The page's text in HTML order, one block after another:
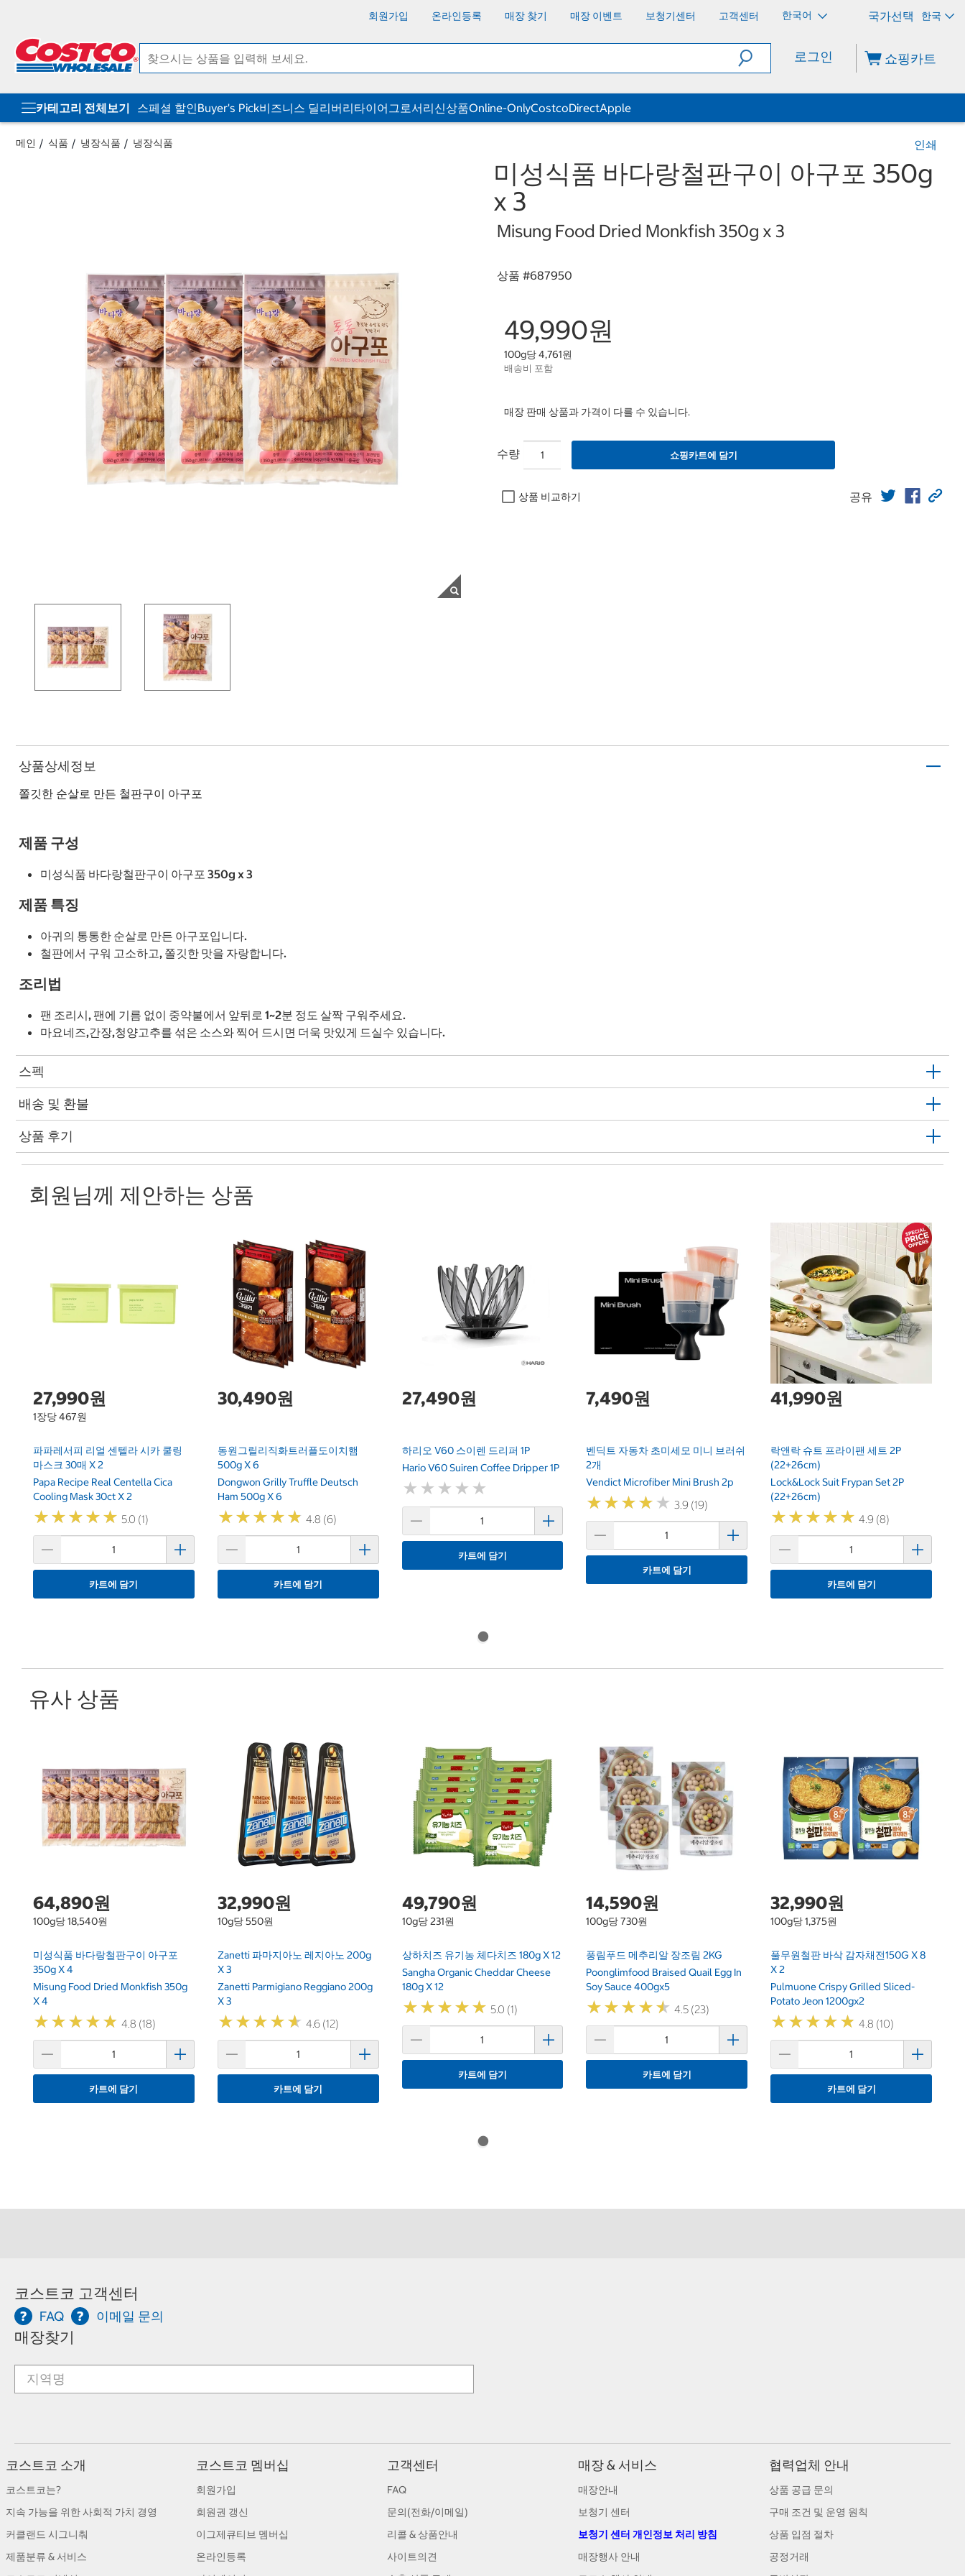
회원가입 온라인등록 매장 찾기 매장 이벤트 보청기센터 고객센터 한국어 한국
로그인 쇼핑카트
카테고리 전체보기 스페셜 할인Buyer's Pick비즈니스 딜리버리타이어그로서리신상품Online-OnlyCostcoDirectApple
메인 식품 냉장식품 냉장식품 인쇄
미성식품 바다랑철판구이 아구포 350g
x 3
Misung Food Dried Monkfish 350g x 3
상품 #687950
49,990원
100g당 4,761원
배송비 포함
매장 판매 상품과 가격이 다를 수 있습니다.
수량 쇼핑카트에 담기
상품 비교하기 공유
상품상세정보
쫄깃한 순살로 만든 철판구이 아구포
제품 구성
미성식품 바다랑철판구이 아구포 350g x 3
제품 특징
아귀의 통통한 순살로 만든 아구포입니다.
철판에서 구워 고소하고, 쫄깃한 맛을 자랑합니다.
조리법
팬 조리시, 팬에 기름 없이 중약불에서 앞뒤로 1~2분 정도 살짝 구워주세요.
마요네즈,간장,청양고추를 섞은 소스와 찍어 드시면 더욱 맛있게 드실수 있습니다.
스펙
배송 및 환불
상품 후기
회원님께 제안하는 상품
27,990원
1장당 467원
파파레서피 리얼 센텔라 시카 쿨링
마스크 30매 X 2
Papa Recipe Real Centella Cica
Cooling Mask 30ct X 2
★★★★★
★★★★★ 5.0 (1)
카트에 담기
30,490원
동원그릴리직화트러플도이치햄
500g X 6
Dongwon Grilly Truffle Deutsch
Ham 500g X 6
★★★★★
★★★★★ 4.8 (6)
카트에 담기
27,490원
하리오 V60 스이렌 드리퍼 1P
Hario V60 Suiren Coffee Dripper 1P
★ ★ ★ ★ ★
★ ★ ★ ★ ★
카트에 담기
7,490원
벤딕트 자동차 초미세모 미니 브러쉬
2개
Vendict Microfiber Mini Brush 2p
★★★★ ★
★★★★ ★ 3.9 (19)
카트에 담기
41,990원
락앤락 슈트 프라이팬 세트 2P
(22+26cm)
Lock&Lock Suit Frypan Set 2P
(22+26cm)
★★★★★
★★★★★ 4.9 (8)
카트에 담기
유사 상품
64,890원
100g당 18,540원
미성식품 바다랑철판구이 아구포
350g X 4
Misung Food Dried Monkfish 350g
X 4
★★★★★
★★★★★ 4.8 (18)
카트에 담기
32,990원
10g당 550원
Zanetti 파마지아노 레지아노 200g
X 3
Zanetti Parmigiano Reggiano 200g
X 3
★★★★★
★★★★★ 4.6 (12)
카트에 담기
49,790원
10g당 231원
상하치즈 유기농 체다치즈 180g X 12
Sangha Organic Cheddar Cheese
180g X 12
★★★★★
★★★★★ 5.0 (1)
카트에 담기
14,590원
100g당 730원
풍림푸드 메추리알 장조림 2KG
Poonglimfood Braised Quail Egg In
Soy Sauce 400gx5
★★★★★
★★★★★ 4.5 (23)
카트에 담기
32,990원
100g당 1,375원
풀무원철판 바삭 감자채전150G X 8
X 2
Pulmuone Crispy Grilled Sliced-
Potato Jeon 1200gx2
★★★★★
★★★★★ 4.8 (10)
카트에 담기
코스트코 고객센터
FAQ 이메일 문의
매장찾기
코스트코 소개
코스트코는?
지속 가능을 위한 사회적 가치 경영
커클랜드 시그니춰
제품분류 & 서비스
코스트코 멤버십
회원가입
회원권 갱신
이그제큐티브 멤버십
온라인등록
고객센터
FAQ
문의(전화/이메일)
리콜 & 상품안내
사이트의견
매장 & 서비스
매장안내
보청기 센터
보청기 센터 개인정보 처리 방침
매장행사 안내
협력업체 안내
상품 공급 문의
구매 조건 및 운영 원칙
상품 입점 절차
공정거래